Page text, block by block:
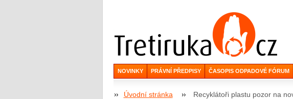
NOVINKY PRÁVNÍ PŘEDPISY ČASOPIS ODPADOVÉ FÓRUM
Úvodní stránka Recyklátoři plastu pozor na